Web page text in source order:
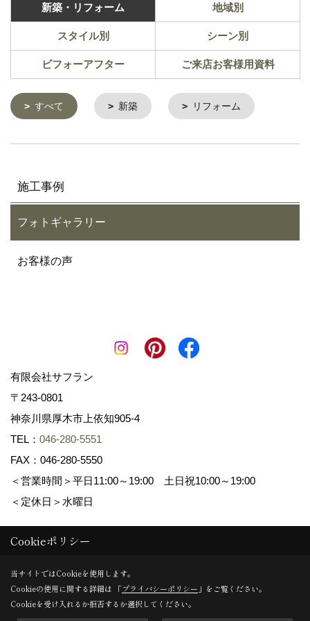
新築・リフォーム 地域別
スタイル別 シーン別
ビフォーアフター ご来店お客様用資料
すべて 新築 リフォーム
施工事例
フォトギャラリー
お客様の声
有限会社サフラン
〒243-0801
神奈川県厚木市上依知905-4
TEL： 046-280-5551
FAX：046-280-5550
＜営業時間＞平日11:00～19:00 土日祝10:00～19:00
＜定休日＞水曜日
Reserved.
Produced byゴデスクリエイト
Cookieポリシー
当サイトではCookieを使用します。
Cookieの使用に関する詳細は 「プライバシーポリシー 」をご覧ください。
Cookieを受け入れるか拒否するか選択してください。